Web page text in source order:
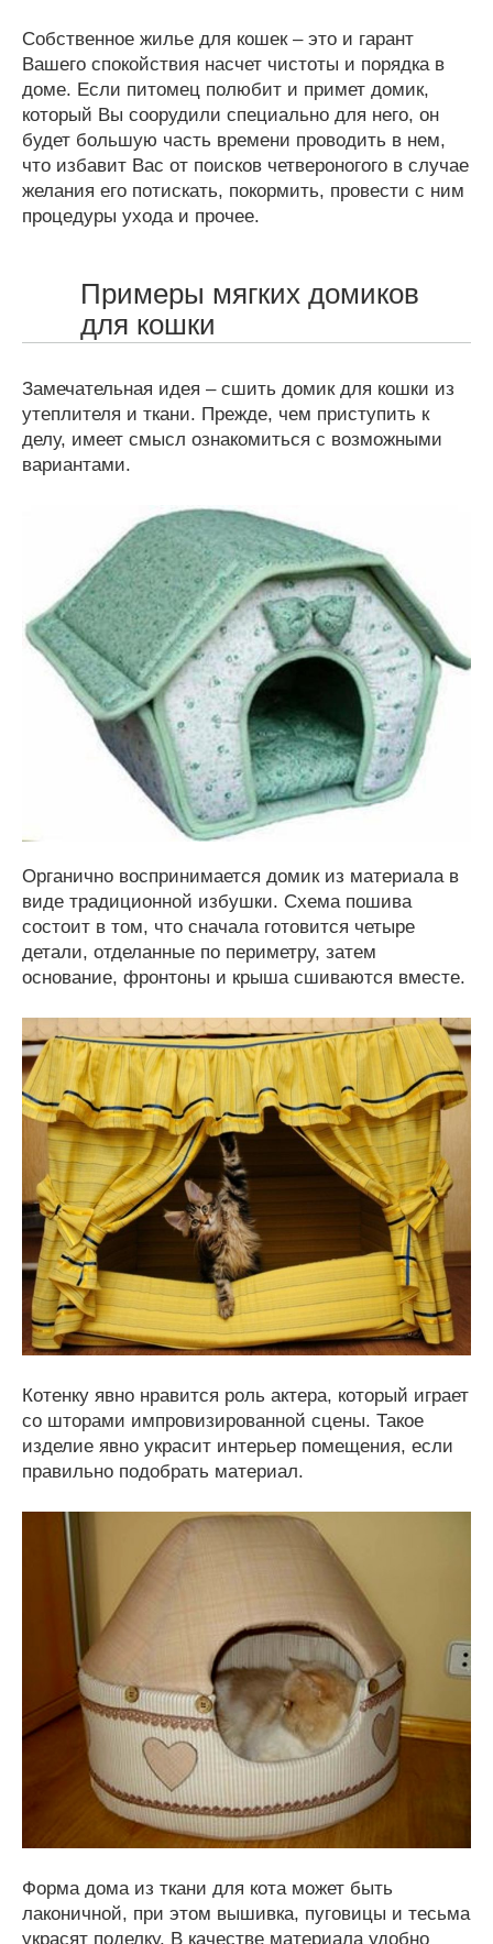
Собственное жилье для кошек – это и гарант
Вашего спокойствия насчет чистоты и порядка в
доме. Если питомец полюбит и примет домик,
который Вы соорудили специально для него, он
будет большую часть времени проводить в нем,
что избавит Вас от поисков четвероногого в случае
желания его потискать, покормить, провести с ним
процедуры ухода и прочее.
Примеры мягких домиков
для кошки
Замечательная идея – сшить домик для кошки из
утеплителя и ткани. Прежде, чем приступить к
делу, имеет смысл ознакомиться с возможными
вариантами.
Органично воспринимается домик из материала в
виде традиционной избушки. Схема пошива
состоит в том, что сначала готовится четыре
детали, отделанные по периметру, затем
основание, фронтоны и крыша сшиваются вместе.
Котенку явно нравится роль актера, который играет
со шторами импровизированной сцены. Такое
изделие явно украсит интерьер помещения, если
правильно подобрать материал.
Форма дома из ткани для кота может быть
лаконичной, при этом вышивка, пуговицы и тесьма
украсят поделку. В качестве материала удобно